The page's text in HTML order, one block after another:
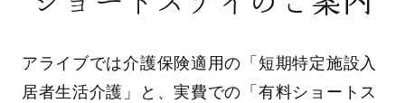
アライブでは介護保険適用の「短期特定施設入
居者生活介護」と、実費での「有料ショートス